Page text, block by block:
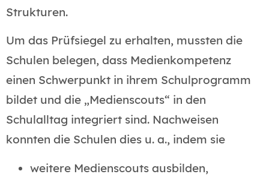
Strukturen.
Um das Prüfsiegel zu erhalten, mussten die
Schulen belegen, dass Medienkompetenz
einen Schwerpunkt in ihrem Schulprogramm
bildet und die „Medienscouts“ in den
Schulalltag integriert sind. Nachweisen
konnten die Schulen dies u. a., indem sie
weitere Medienscouts ausbilden,